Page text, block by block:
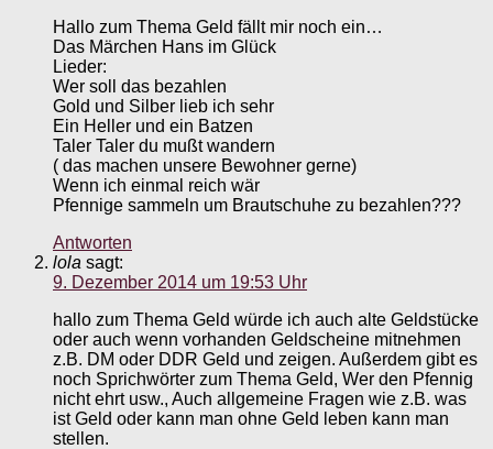
Hallo zum Thema Geld fällt mir noch ein…
Das Märchen Hans im Glück
Lieder:
Wer soll das bezahlen
Gold und Silber lieb ich sehr
Ein Heller und ein Batzen
Taler Taler du mußt wandern
( das machen unsere Bewohner gerne)
Wenn ich einmal reich wär
Pfennige sammeln um Brautschuhe zu bezahlen???
Antworten
lola sagt:
9. Dezember 2014 um 19:53 Uhr
hallo zum Thema Geld würde ich auch alte Geldstücke
oder auch wenn vorhanden Geldscheine mitnehmen
z.B. DM oder DDR Geld und zeigen. Außerdem gibt es
noch Sprichwörter zum Thema Geld, Wer den Pfennig
nicht ehrt usw., Auch allgemeine Fragen wie z.B. was
ist Geld oder kann man ohne Geld leben kann man
stellen.